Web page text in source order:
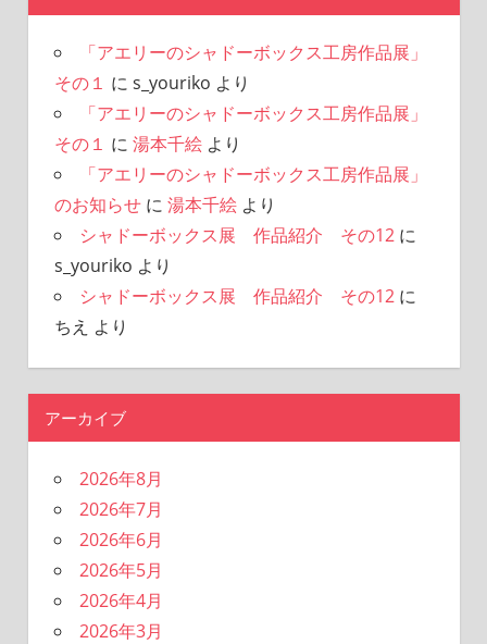
「アエリーのシャドーボックス工房作品展」
その１ に s_youriko より
「アエリーのシャドーボックス工房作品展」
その１ に 湯本千絵より
「アエリーのシャドーボックス工房作品展」
のお知らせに 湯本千絵より
シャドーボックス展 作品紹介 その12に
s_youriko より
シャドーボックス展 作品紹介 その12に
ちえ より
アーカイブ
2026年8月
2026年7月
2026年6月
2026年5月
2026年4月
2026年3月